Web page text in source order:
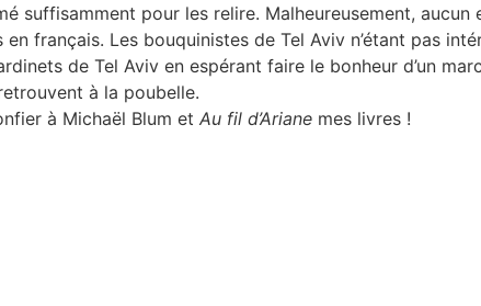
suffisamment pour les relire. Malheureusement,
français. Les bouquinistes de Tel Aviv n’étant pas
de Tel Aviv en espérant faire le bonheur d’un
à la poubelle.
à Michaël Blum et Au fil d’Ariane mes livres !